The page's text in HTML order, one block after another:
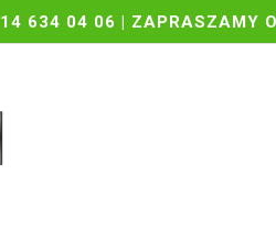
14 634 04 06 | ZAPRASZAMY